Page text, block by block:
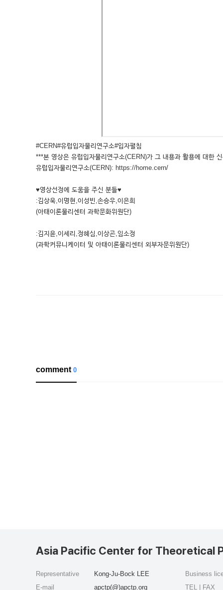
#CERN#유럽입자물리연구소#입자펼침
***본 영상은 유럽입자물리연구소(CERN)가 그 내용과 활용에 대한
유럽입자물리연구소(CERN): https://home.cern/
♥영상선정에 도움을 주신 분들♥
:김상욱,이명현,이성빈,손승우,이은희
(아태이론물리센터 과학문화위원단)
:김지윤,이세리,정혜심,이상곤,임소정
(과학커뮤니케이터 및 아태이론물리센터 외부자문위원단)
comment0
Asia Pacific Center for Theoretical
Representative
Kong-Ju-Bock LEE
E-mail
apctp(@)apctp.org
Business
TEL | FAX